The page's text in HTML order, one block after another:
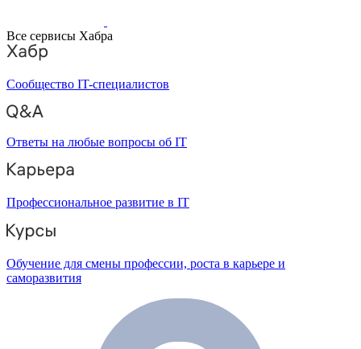
Все сервисы Хабра
Сообщество IT-специалистов
Ответы на любые вопросы об IT
Профессиональное развитие в IT
Обучение для смены профессии, роста в карьере и
саморазвития